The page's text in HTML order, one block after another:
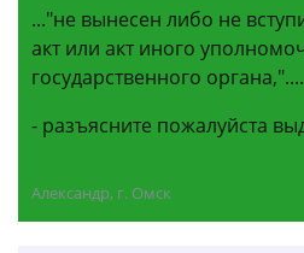
..."не вынесен либо не
акт или акт иного
государственного органа,"....
- разъясните пожалуйста
Александр, г. Омск